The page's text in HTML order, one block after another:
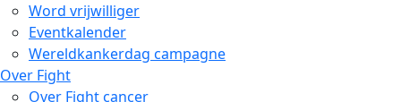
Word vrijwilliger
Eventkalender
Wereldkankerdag campagne
Over Fight
Over Fight cancer